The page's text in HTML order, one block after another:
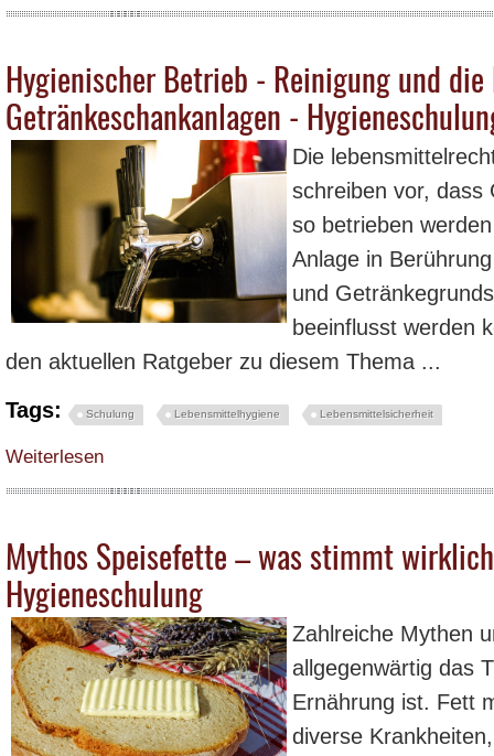
Hygienischer Betrieb - Reinigung und
Getränkeschankanlagen -
Die
schreiben vor, dass
so betrieben
Anlage in
und
beeinflusst werden
den aktuellen Ratgeber zu diesem Thema ...
Tags:
Schulung Lebensmittelhygiene Lebensmittelsicherheit
Weiterlesen
Mythos Speisefette – was stimmt
Hygieneschulung
Zahlreiche Mythen
allgegenwärtig das
Ernährung ist. Fett
diverse